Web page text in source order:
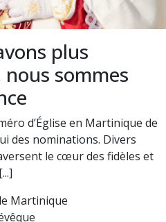
plus
nous sommes
d’Église en Martinique de
des nominations. Divers
le cœur des fidèles et
Martinique